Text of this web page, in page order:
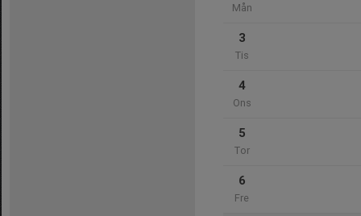
Mån
3
Tis
4
Ons
5
Tor
6
Fre